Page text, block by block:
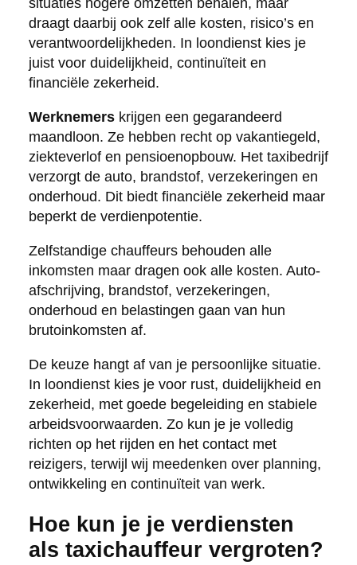
draagt daarbij ook zelf alle kosten, risico’s en
verantwoordelijkheden. In loondienst kies je
juist voor duidelijkheid, continuïteit en
financiële zekerheid.
Werknemerskrijgen een gegarandeerd
maandloon. Ze hebben recht op vakantiegeld,
ziekteverlof en pensioenopbouw. Het taxibedrijf
verzorgt de auto, brandstof, verzekeringen en
onderhoud. Dit biedt financiële zekerheid maar
beperkt de verdienpotentie.
Zelfstandige chauffeurs behouden alle
inkomsten maar dragen ook alle kosten. Auto-
afschrijving, brandstof, verzekeringen,
onderhoud en belastingen gaan van hun
brutoinkomsten af.
De keuze hangt af van je persoonlijke situatie.
In loondienst kies je voor rust, duidelijkheid en
zekerheid, met goede begeleiding en stabiele
arbeidsvoorwaarden. Zo kun je je volledig
richten op het rijden en het contact met
reizigers, terwijl wij meedenken over planning,
ontwikkeling en continuïteit van werk.
Hoe kun je je verdiensten
als taxichauffeur vergroten?